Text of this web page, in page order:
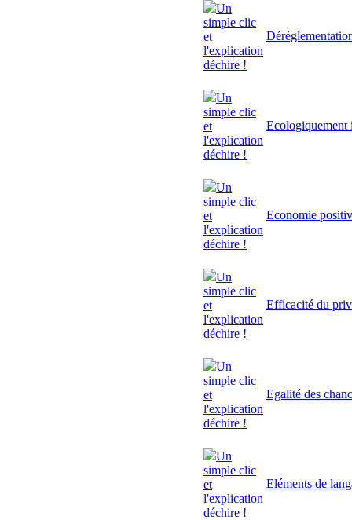
Un
simple clic
et
l'explication
déchire !
Un
simple clic
et
l'explication
déchire !
Ecologiquement
Un
simple clic
et
l'explication
déchire !
Economie
Un
simple clic
et
l'explication
déchire !
Efficacité du
Un
simple clic
et
l'explication
déchire !
Egalité des
Un
simple clic
et
l'explication
déchire !
Eléments de